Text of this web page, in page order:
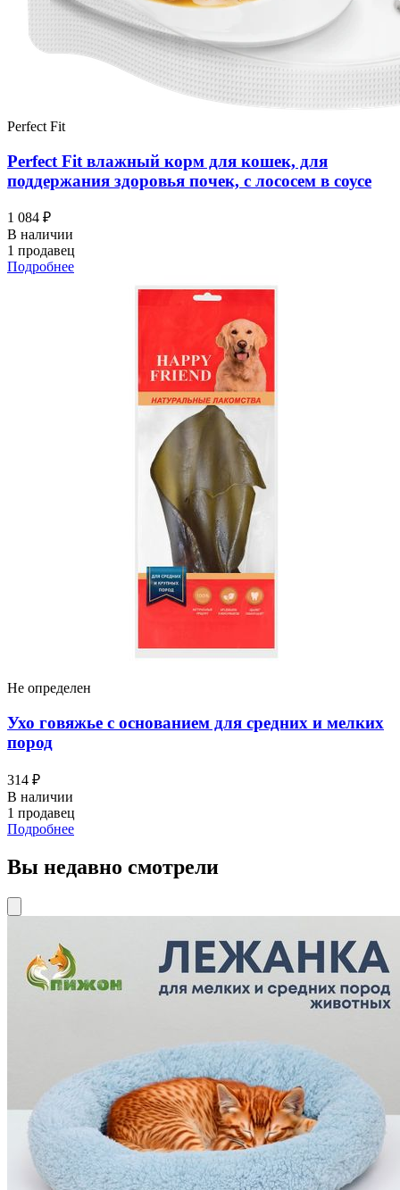
Perfect Fit
Perfect Fit влажный корм для кошек, для
поддержания здоровья почек, с лососем в соусе
1 084 ₽
В наличии
1 продавец
Подробнее
Не определен
Ухо говяжье с основанием для средних и мелких
пород
314 ₽
В наличии
1 продавец
Подробнее
Вы недавно смотрели